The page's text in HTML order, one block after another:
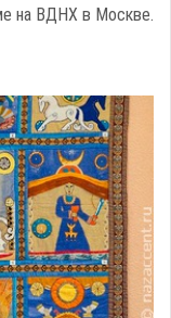
на ВДНХ в Москве.